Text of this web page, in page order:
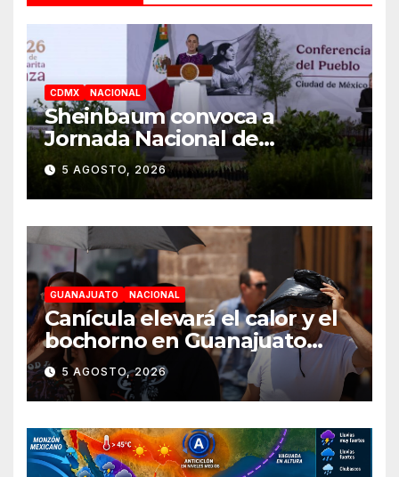
CDMX NACIONAL
Sheinbaum convoca a
Jornada Nacional de
Reforestación el 9 de agosto
5 AGOSTO, 2026
GUANAJUATO NACIONAL
Canícula elevará el calor y el
bochorno en Guanajuato
durante agosto
5 AGOSTO, 2026